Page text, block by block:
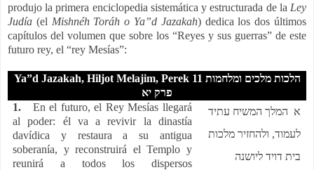
produjo la primera enciclopedia sistemática y estructurada de la Ley
Judía (el Mishnéh Toráh o Ya”d Jazakah) dedica los dos últimos
capítulos del volumen que sobre los “Reyes y sus guerras” de este
futuro rey, el “rey Mesías”:
Ya”d Jazakah, Hiljot Melajim, Perek 11 הלכות מלכים ומלחמות
פרק יא
1. En el futuro, el Rey Mesías llegará
al poder: él va a revivir la dinastía
davídica y restaura a su antigua
soberanía, y reconstruirá el Templo y
reunirá a todos los dispersos
א המלך המשיח עתיד
לעמוד, ולהחזיר מלכות
בית דויד ליושנה